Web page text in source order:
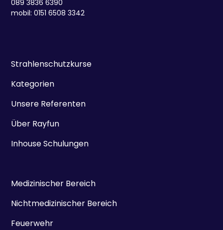
089 3836 6390
mobil: 0151 6508 3342
Strahlenschutzkurse
Kategorien
Unsere Referenten
Über Rayfun
Inhouse Schulungen
Medizinischer Bereich
Nichtmedizinischer Bereich
Feuerwehr